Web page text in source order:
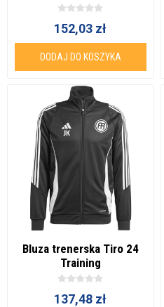
152,03 zł
DODAJ DO KOSZYKA
Bluza trenerska Tiro 24
Training
137,48 zł